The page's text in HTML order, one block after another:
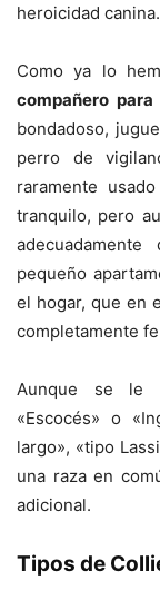
heroicidad canina.
Como ya lo
compañero
bondadoso,
perro de
raramente
tranquilo, pero
pequeño
el hogar, que en
completamente
Aunque se le
«Escocés» o
largo», «tipo
una raza en
adicional.
Tipos de